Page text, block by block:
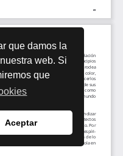
que damos la
web. Si
que
Aceptar